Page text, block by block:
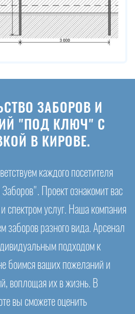
ЗАБОРОВ И
"ПОД КЛЮЧ" С
В КИРОВЕ.
каждого посетителя
Проект ознакомит вас
спектром услуг. Наша компания
заборов разного вида. Арсенал
подходом к
боимся ваших пожеланий и
воплощая их в жизнь. В
вы сможете оценить